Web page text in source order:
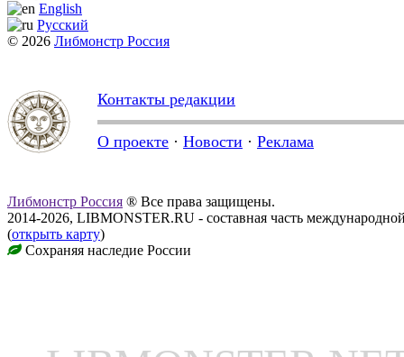
English
Русский
© 2026 Либмонстр Россия
Контакты редакции
О проекте · Новости · Реклама
Либмонстр Россия ® Все права защищены.
2014-2026, LIBMONSTER.RU - составная часть
(открыть карту)
Сохраняя наследие России